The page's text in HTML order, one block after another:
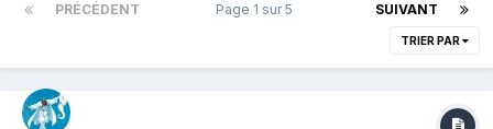
PRÉCÉDENT SUIVANT
Page 1 sur 5
TRIER PAR